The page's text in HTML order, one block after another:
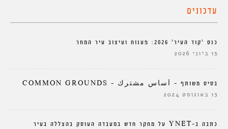
עדכונים
כנס ‘קוד העיר’ 2026: פענוח ועיצוב עיר המחר
15 ביוני 2026
בסיס משותף – أساس مشترك – COMMON GROUNDS
13 באוגוסט 2024
כתבה ב-YNET על מחקר חדש במעבדה העוסק בהצללה בעיר